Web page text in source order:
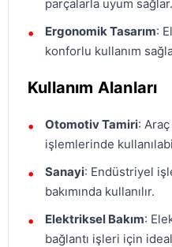
parçalarla uyum sağlar.
Ergonomik Tasarım:
konforlu kullanım
Kullanım Alanları
Otomotiv Tamiri: Araç
işlemlerinde
Sanayi: Endüstriyel
bakımında kullanılır.
Elektriksel Bakım:
bağlantı işleri için